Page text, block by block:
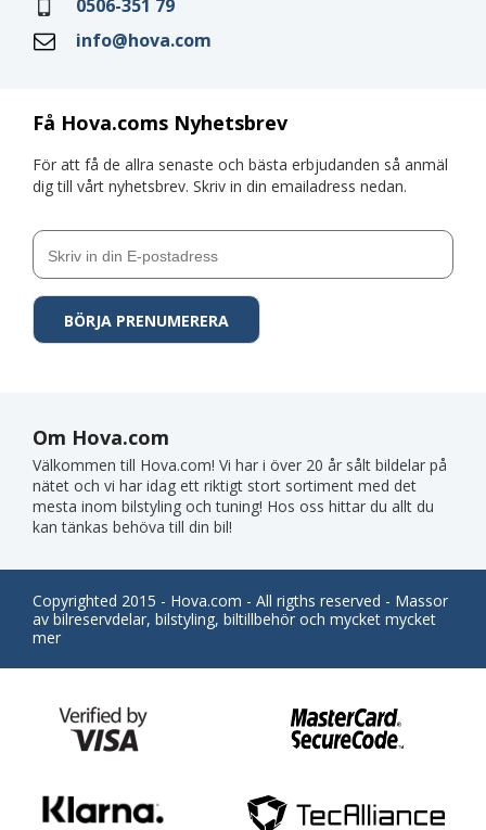
Få Hova.coms Nyhetsbrev
För att få de allra senaste och bästa erbjudanden så anmäl
dig till vårt nyhetsbrev. Skriv in din emailadress nedan.
0506-351 79
info@hova.com
Om Hova.com
Välkommen till Hova.com! Vi har i över 20 år sålt bildelar på
nätet och vi har idag ett riktigt stort sortiment med det
mesta inom bilstyling och tuning! Hos oss hittar du allt du
kan tänkas behöva till din bil!
Copyrighted 2015 - Hova.com - All rigths reserved - Massor
av bilreservdelar, bilstyling, biltillbehör och mycket mycket
mer